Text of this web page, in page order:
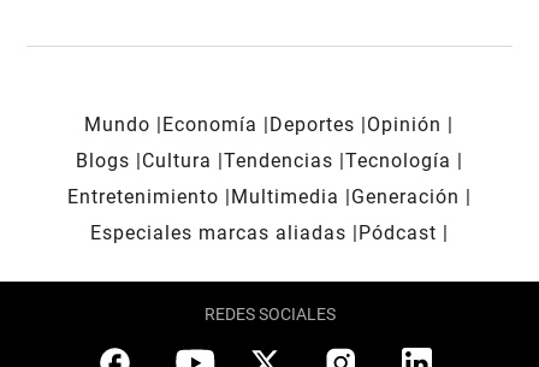
Mundo Economía Deportes
Opinión
Blogs
Cultura Tendencias Tecnología
Entretenimiento
Multimedia
Generación
Especiales marcas aliadas
Pódcast
REDES SOCIALES